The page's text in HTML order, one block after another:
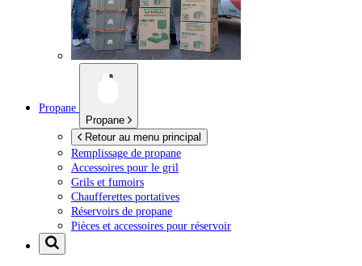
Propane
Propane
Retour au menu principal
Remplissage de propane
Accessoires pour le gril
Grils et fumoirs
Chaufferettes portatives
Réservoirs de propane
Pièces et accessoires pour réservoir